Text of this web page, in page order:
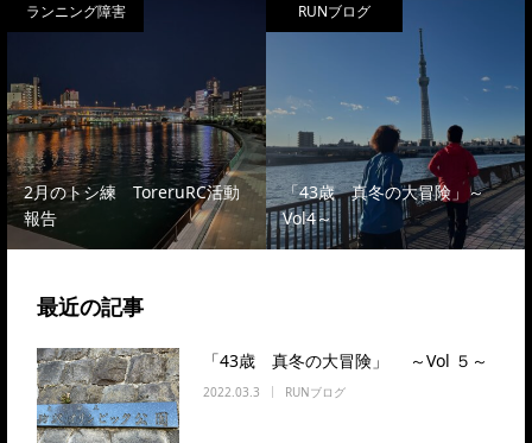
ランニング障害
2月のトシ練 ToreruRC活動
報告
RUNブログ
「43歳 真冬の大冒険」～
Vol4～
最近の記事
「43歳 真冬の大冒険」 ～Vol ５～
2022.03.3 RUNブログ